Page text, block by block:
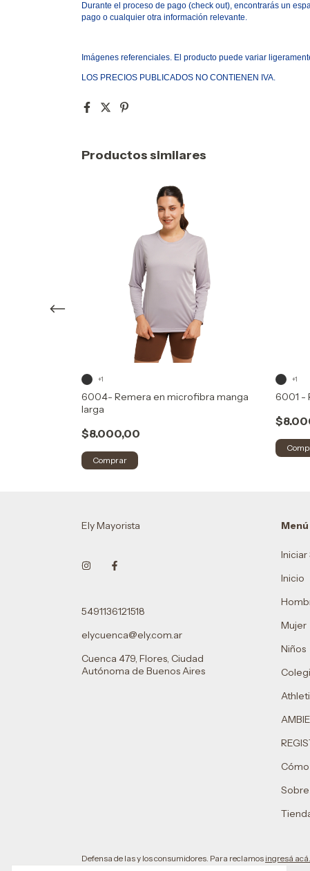
Durante el proceso de pago (check out), encontrarás un
pago o cualquier otra información relevante.
Imágenes referenciales. El producto puede variar
LOS PRECIOS PUBLICADOS NO CONTIENEN IVA.
Productos similares
6004- Remera en microfibra manga
larga
$8.000,00
+1
Comprar
6001 -
+1
Ely Mayorista
5491136121518
elycuenca@ely.com.ar
Cuenca 479, Flores, Ciudad
Autónoma de Buenos Aires
Menú
Iniciar
Inicio
Mujer
Niños
Defensa de las y los consumidores. Para reclamos ingresá acá.